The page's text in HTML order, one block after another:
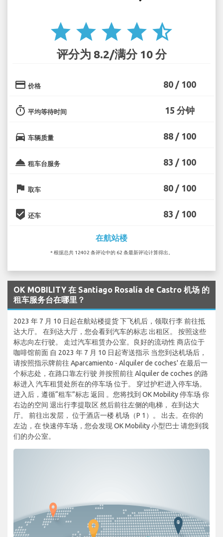
star star star star star_half
评分为 8.2/满分 10 分
credit_card 价格 80 / 100
timer 平均等待时间 15 分钟
directions_car 车辆质量 88 / 100
room_service 租车台服务 83 / 100
flag 取车 80 / 100
beenhere 还车 83 / 100
在航站楼
* 根据总共 12402 条评论中的 62 条最新评论计算得出。
OK MOBILITY 在 Santiago Rosalía de Castro 机场 的
租车服务台在哪里？
2023 年 7 月 10 日起在航站楼提货 下飞机后，领取行李 前往抵
达大厅。 在到达大厅，您会看到汽车的标志 出租区。 按照这些
标志向左行驶。 走过汽车租赁办公室。良好的流动性 商店位于
咖啡馆前面 自 2023 年 7 月 10 日起寄送指示 当您到达机场后，
请按照指示牌前往 Aparcamiento - Alquiler de coches' 在最后一
个标志处，在路口靠左行驶 并按照前往 Alquiler de coches 的路
标进入 汽车租赁处所在的停车场 位于。 穿过护栏进入停车场。
进入后，遵循“租车”标志 返回 。您将找到 OK Mobility 停车场 你
右边的空间 退出行李提取区 然后前往左侧的电梯， 在到达大
厅。 前往出发层， 位于酒店一楼 机场（P 1）。 出去。在你的
左边，在 快速停车场，您会发现 OK Mobility 小型巴士 请您到我
们的办公室。